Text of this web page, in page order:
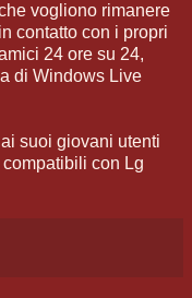
vogliono rimanere
in contatto con i propri
24 ore su 24,
di Windows Live
suoi giovani utenti
con Lg